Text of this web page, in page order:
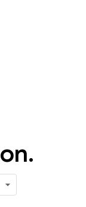
.